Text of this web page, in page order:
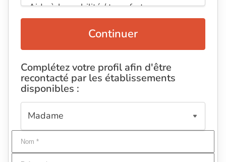
Continuer
Complétez votre profil afin d'être
recontacté par les établissements
disponibles :